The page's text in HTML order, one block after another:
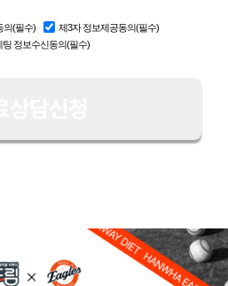
의(필수)
제3자 정보제공동의(필수)
팅 정보수신동의(필수)